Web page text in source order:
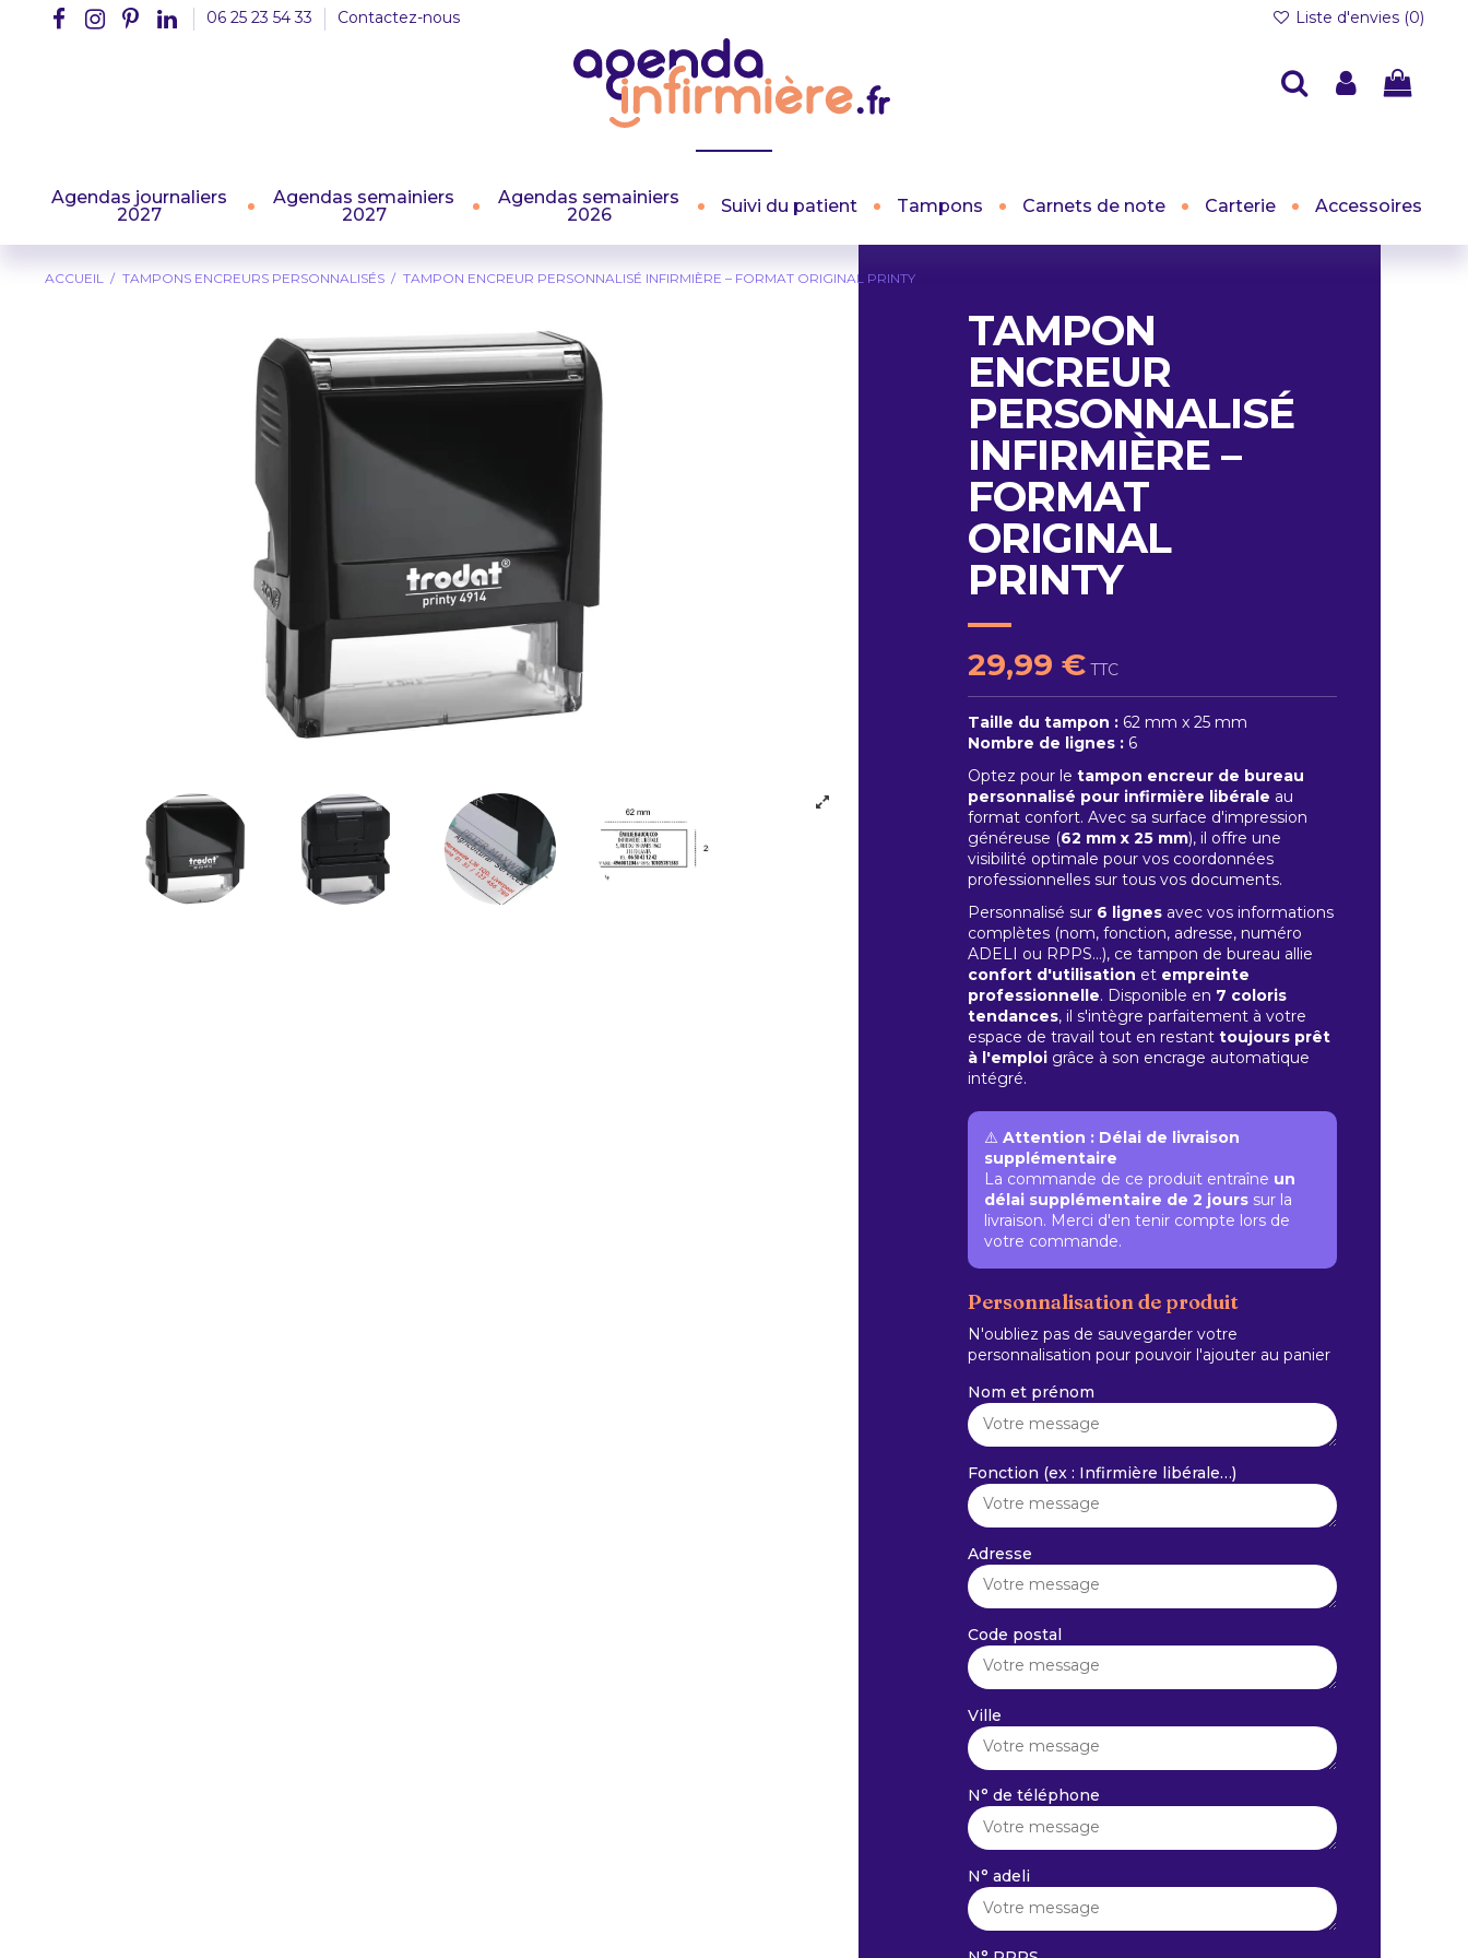
06 25 23 54 33 Contactez-nous Liste d'envies (0)
Agendas journaliers
2027
Agendas semainiers
2027
Agendas semainiers
2026
Suivi du patient Tampons Carnets de note Carterie Accessoires
ACCUEIL TAMPONS ENCREURS PERSONNALISÉS TAMPON ENCREUR PERSONNALISÉ INFIRMIÈRE – FORMAT ORIGINAL PRINTY
TAMPON
ENCREUR
PERSONNALISÉ
INFIRMIÈRE –
FORMAT
ORIGINAL
PRINTY
29,99 € TTC
Taille du tampon :62 mm x 25 mm
Nombre de lignes :6
Optez pour le tampon encreur de bureau
personnalisé pour infirmière libérale au
format confort. Avec sa surface d'impression
généreuse (62 mm x 25 mm), il offre une
visibilité optimale pour vos coordonnées
professionnelles sur tous vos documents.
Personnalisé sur 6 lignesavec vos informations
complètes (nom, fonction, adresse, numéro
ADELI ou RPPS…), ce tampon de bureau allie
confort d'utilisation et empreinte
professionnelle. Disponible en 7 coloris
tendances, il s'intègre parfaitement à votre
espace de travail tout en restant toujours prêt
à l'emploigrâce à son encrage automatique
intégré.
⚠️ Attention : Délai de livraison
supplémentaire
La commande de ce produit entraîne un
délai supplémentaire de 2 jourssur la
livraison. Merci d'en tenir compte lors de
votre commande.
Personnalisation de produit
N'oubliez pas de sauvegarder votre
personnalisation pour pouvoir l'ajouter au panier
Nom et prénom
Fonction (ex : Infirmière libérale…)
Adresse
Code postal
Ville
N° de téléphone
N° adeli